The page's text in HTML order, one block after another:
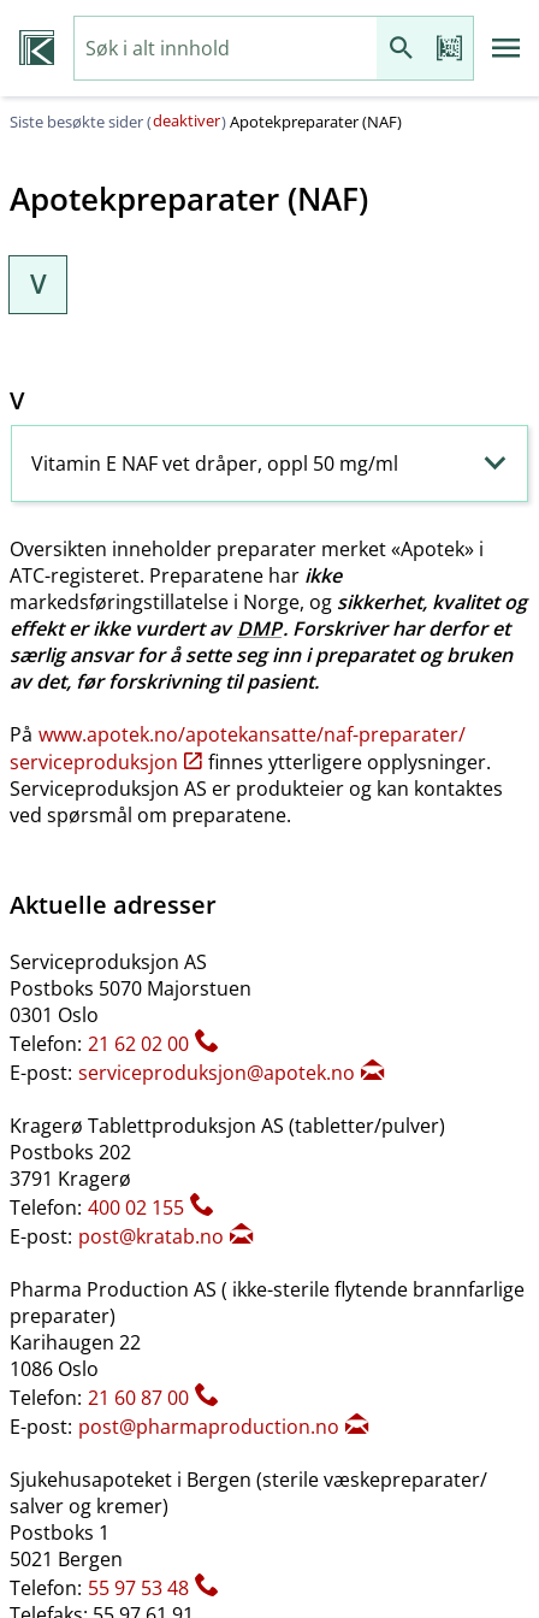
Siste besøkte sider (deaktiver)Apotekpreparater (NAF)
Apotekpreparater (NAF)
V
V
Vitamin E NAF vet dråper, oppl 50 mg/ml
Oversikten inneholder preparater merket «Apotek» i
ATC-registeret. Preparatene har ikke
markedsføringstillatelse i Norge, og sikkerhet, kvalitet og
effekt er ikke vurdert avDMP. Forskriver har derfor et
særlig ansvar for å sette seg inn i preparatet og bruken
av det, før forskrivning til pasient.
På www.apotek.no​/​apotekansatte​/​naf-preparater​/​
serviceproduksjon
finnes ytterligere opplysninger.
Serviceproduksjon AS er produkteier og kan kontaktes
ved spørsmål om preparatene.
Aktuelle adresser
Serviceproduksjon AS
Postboks 5070 Majorstuen
0301 Oslo
Telefon: 21 62 02 00
E-post: serviceproduksjon@apotek.no
Kragerø Tablettproduksjon AS (tabletter​/​pulver)
Postboks 202
3791 Kragerø
Telefon: 400 02 155
E-post: post@kratab.no
Pharma Production AS ( ikke-sterile flytende brannfarlige
preparater)
Karihaugen 22
1086 Oslo
Telefon: 21 60 87 00
E-post: post@pharmaproduction.no
Sjukehusapoteket i Bergen (sterile væskepreparater​/​
salver og kremer)
Postboks 1
5021 Bergen
Telefon: 55 97 53 48